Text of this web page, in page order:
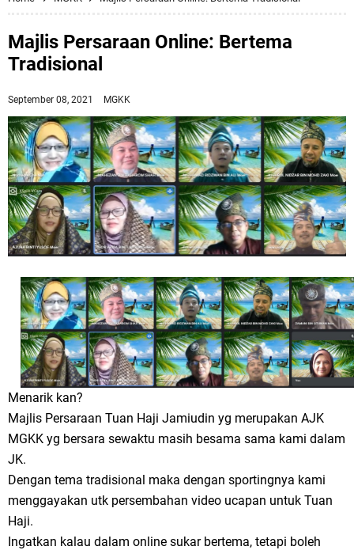
Majlis Persaraan Online: Bertema
Tradisional
September 08, 2021 MGKK
Menarik kan?
Majlis Persaraan Tuan Haji Jamiudin yg merupakan AJK
MGKK yg bersara sewaktu masih besama sama kami dalam
JK.
Dengan tema tradisional maka dengan sportingnya kami
menggayakan utk persembahan video ucapan untuk Tuan
Haji.
Ingatkan kalau dalam online sukar bertema, tetapi boleh